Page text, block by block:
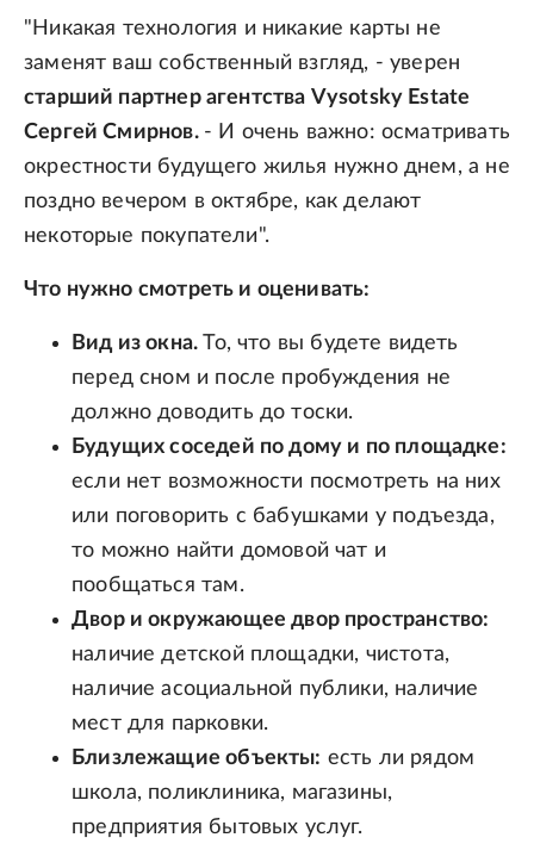
"Никакая технология и никакие карты не
заменят ваш собственный взгляд, - уверен
старший партнер агентства Vysotsky Estate
Сергей Смирнов. - И очень важно: осматривать
окрестности будущего жилья нужно днем, а не
поздно вечером в октябре, как делают
некоторые покупатели".
Что нужно смотреть и оценивать:
Вид из окна.То, что вы будете видеть
перед сном и после пробуждения не
должно доводить до тоски.
Будущих соседей по дому и по площадке:
если нет возможности посмотреть на них
или поговорить с бабушками у подъезда,
то можно найти домовой чат и
пообщаться там.
Двор и окружающее двор пространство:
наличие детской площадки, чистота,
наличие асоциальной публики, наличие
мест для парковки.
Близлежащие объекты: есть ли рядом
школа, поликлиника, магазины,
предприятия бытовых услуг.